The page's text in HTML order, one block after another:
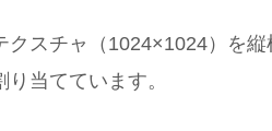
クスチャ（1024×1024）を
り当てています。